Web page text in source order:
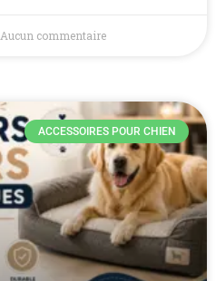
Aucun commentaire
ACCESSOIRES POUR CHIEN